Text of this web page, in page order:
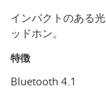
インパクトのある
ッドホン。
特徴
Bluetooth 4.1